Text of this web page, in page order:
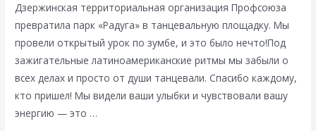
землю
Дзержинская территориальная организация Профсоюза
превратила парк «Радуга» в танцевальную площадку. Мы
провели открытый урок по зумбе, и это было нечто!Под
зажигательные латиноамериканские ритмы мы забыли о
всех делах и просто от души танцевали. Спасибо каждому,
кто пришел! Мы видели ваши улыбки и чувствовали вашу
энергию — это …